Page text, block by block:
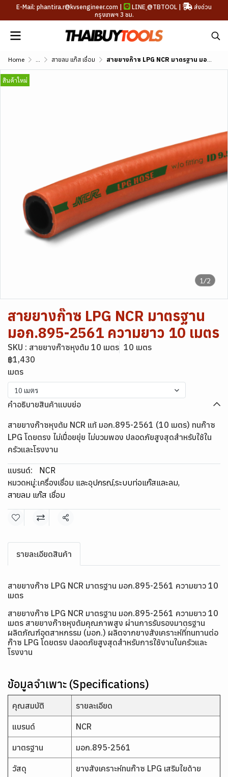
E-Mail: phantira.r@kvsengineer.com | LINE @TBTOOL |
ส่งด่วน
กรุงเทพฯ 3 ชม.
Home ... สายลม แก๊ส เชื่อม สายยางก๊าซ LPG NCR มาตรฐาน มอก.895-2561 ความยาว 10 เมตร
1/2
สินค้าใหม่
สายยางก๊าซ LPG NCR มาตรฐาน
มอก.895-2561 ความยาว 10 เมตร
SKU : สายยางก๊าซหุงต้ม 10 เมตร 10 เมตร
฿1,430
เมตร
10 เมตร
คำอธิบายสินค้าแบบย่อ
สายยางก๊าซหุงต้ม NCR แท้ มอก.895-2561 (10 เมตร) ทนก๊าซ
LPG โดยตรง ไม่เปื่อยยุ่ย ไม่บวมพอง ปลอดภัยสูงสุดสำหรับใช้ใน
ครัวและโรงงาน
แบรนด์:
NCR
หมวดหมู่:เครื่องเชื่อม และอุปกรณ์,ระบบท่อแก๊สและลม,
สายลม แก๊ส เชื่อม
แชร์
รายละเอียดสินค้า
สายยางก๊าซ LPG NCR มาตรฐาน มอก.895-2561 ความยาว 10
เมตร
สายยางก๊าซ LPG NCR มาตรฐาน มอก.895-2561 ความยาว 10
เมตร สายยางก๊าซหุงต้มคุณภาพสูง ผ่านการรับรองมาตรฐาน
ผลิตภัณฑ์อุตสาหกรรม (มอก.) ผลิตจากยางสังเคราะห์ที่ทนทานต่อ
ก๊าซ LPG โดยตรง ปลอดภัยสูงสุดสำหรับการใช้งานในครัวและ
โรงงาน
ข้อมูลจำเพาะ (Specifications)
คุณสมบัติ รายละเอียด
แบรนด์ NCR
มาตรฐาน มอก.895-2561
วัสดุ ยางสังเคราะห์ทนก๊าซ LPG เสริมใยด้าย